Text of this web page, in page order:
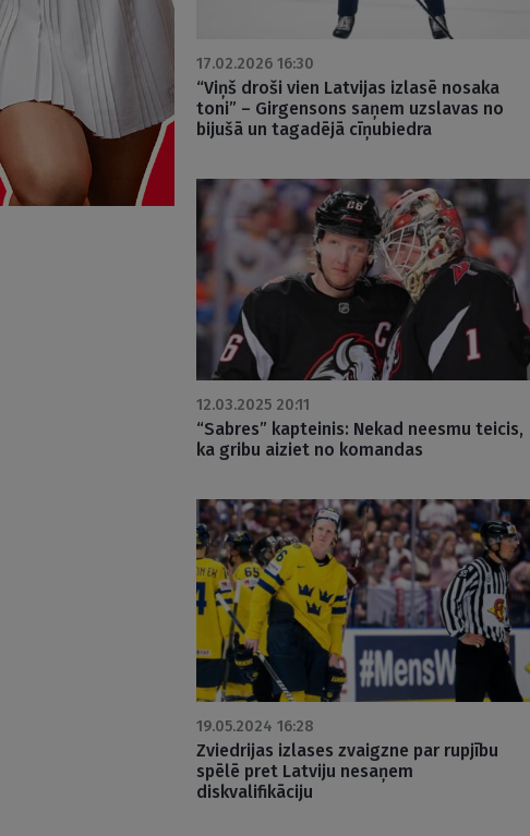
17.02.2026 16:30
“Viņš droši vien Latvijas izlasē nosaka
toni” – Girgensons saņem uzslavas no
bijušā un tagadējā cīņubiedra
12.03.2025 20:11
“Sabres” kapteinis: Nekad neesmu teicis,
ka gribu aiziet no komandas
19.05.2024 16:28
Zviedrijas izlases zvaigzne par rupjību
spēlē pret Latviju nesaņem
diskvalifikāciju